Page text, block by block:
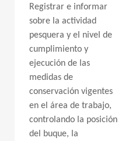
Registrar e informar
sobre la actividad
pesquera y el nivel de
cumplimiento y
ejecución de las
medidas de
conservación vigentes
en el área de trabajo,
controlando la posición
del buque, la